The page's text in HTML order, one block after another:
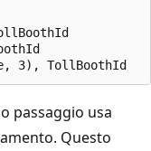
passaggio usa
Questo